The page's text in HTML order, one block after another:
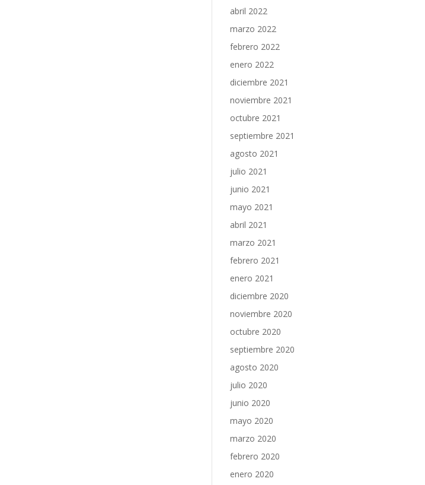
abril 2022
marzo 2022
febrero 2022
enero 2022
diciembre 2021
noviembre 2021
octubre 2021
septiembre 2021
agosto 2021
julio 2021
junio 2021
mayo 2021
abril 2021
marzo 2021
febrero 2021
enero 2021
diciembre 2020
noviembre 2020
octubre 2020
septiembre 2020
agosto 2020
julio 2020
junio 2020
mayo 2020
marzo 2020
febrero 2020
enero 2020